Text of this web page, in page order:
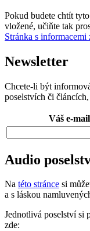
Pokud budete chtít
vložené, učiňte tak
Stránka s informacemi
Newsletter
Chcete-li být
poselstvích či
Váš e-
Audio
Na této stránce si
a s láskou
Jednotlivá poselství si
zde: